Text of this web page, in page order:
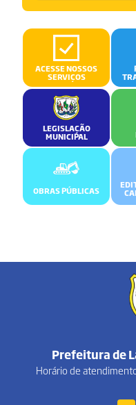
ACESSE NOSSOS
SERVIÇOS
LEGISLAÇÃO
MUNICIPAL
OBRAS PÚBLICAS
Prefeitura de
Horário de